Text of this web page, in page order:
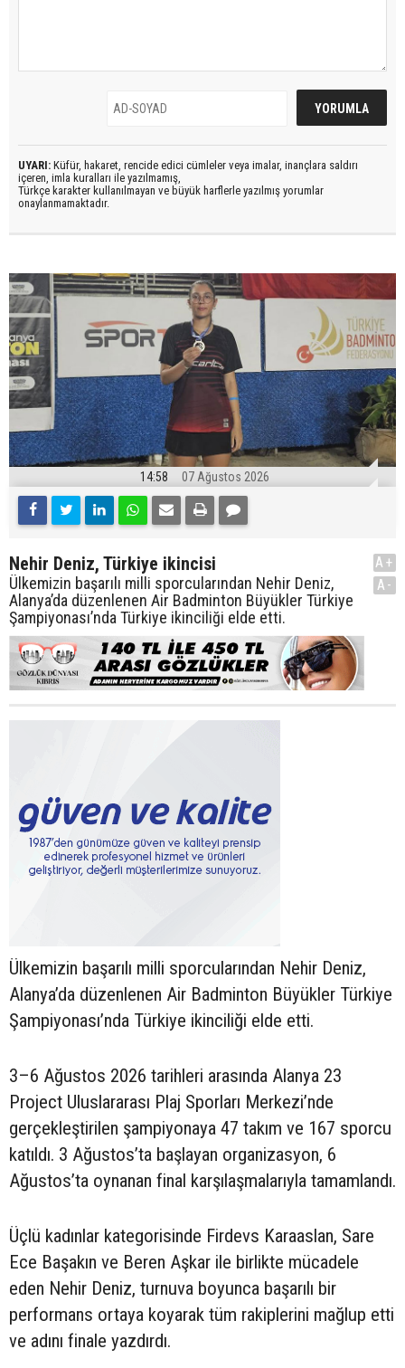
UYARI: Küfür, hakaret, rencide edici cümleler veya imalar, inançlara saldırı
içeren, imla kuralları ile yazılmamış,
Türkçe karakter kullanılmayan ve büyük harflerle yazılmış yorumlar
onaylanmamaktadır.
14:58 07 Ağustos 2026
Nehir Deniz, Türkiye ikincisi
Ülkemizin başarılı milli sporcularından Nehir Deniz,
Alanya’da düzenlenen Air Badminton Büyükler Türkiye
Şampiyonası’nda Türkiye ikinciliği elde etti.
A+
A-
Ülkemizin başarılı milli sporcularından Nehir Deniz,
Alanya’da düzenlenen Air Badminton Büyükler Türkiye
Şampiyonası’nda Türkiye ikinciliği elde etti.
3–6 Ağustos 2026 tarihleri arasında Alanya 23
Project Uluslararası Plaj Sporları Merkezi’nde
gerçekleştirilen şampiyonaya 47 takım ve 167 sporcu
katıldı. 3 Ağustos’ta başlayan organizasyon, 6
Ağustos’ta oynanan final karşılaşmalarıyla tamamlandı.
Üçlü kadınlar kategorisinde Firdevs Karaaslan, Sare
Ece Başakın ve Beren Aşkar ile birlikte mücadele
eden Nehir Deniz, turnuva boyunca başarılı bir
performans ortaya koyarak tüm rakiplerini mağlup etti
ve adını finale yazdırdı.